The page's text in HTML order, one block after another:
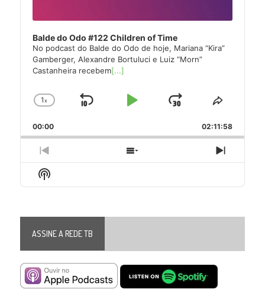
Balde do Odo #122 Children of Time
No podcast do Balde do Odo de hoje, Mariana “Kira”
Gamberger, Alexandre Bortuluci e Luiz “Morn”
Castanheira recebem[...]
Change
Rate
1x
Skip
Play
Jump
Forward
Share
Episode
00:00 02:11:58
Previous
Episode
Show
Episodes
Next
Episode
Show
Podcast
ASSINE A REDE TB